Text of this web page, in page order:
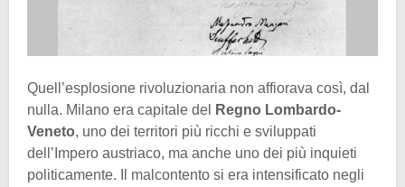
Quell’esplosione rivoluzionaria non affiorava così, dal
nulla. Milano era capitale del
Regno Lombardo-
Veneto, uno dei territori più ricchi e sviluppati
dell’Impero austriaco, ma anche uno dei più inquieti
politicamente. Il malcontento si era intensificato negli